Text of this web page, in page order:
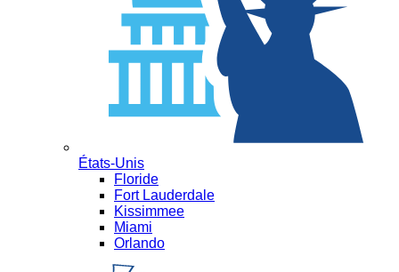
États-Unis
Floride
Fort Lauderdale
Kissimmee
Miami
Orlando